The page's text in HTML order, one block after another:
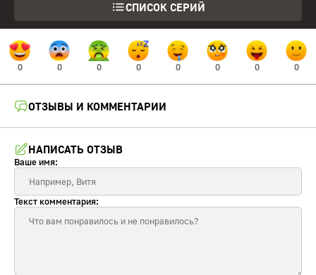
СПИСОК СЕРИЙ
0 0 0 0 0 0 0 0
ОТЗЫВЫ И КОММЕНТАРИИ
НАПИСАТЬ ОТЗЫВ
Ваше имя:
Текст комментария: